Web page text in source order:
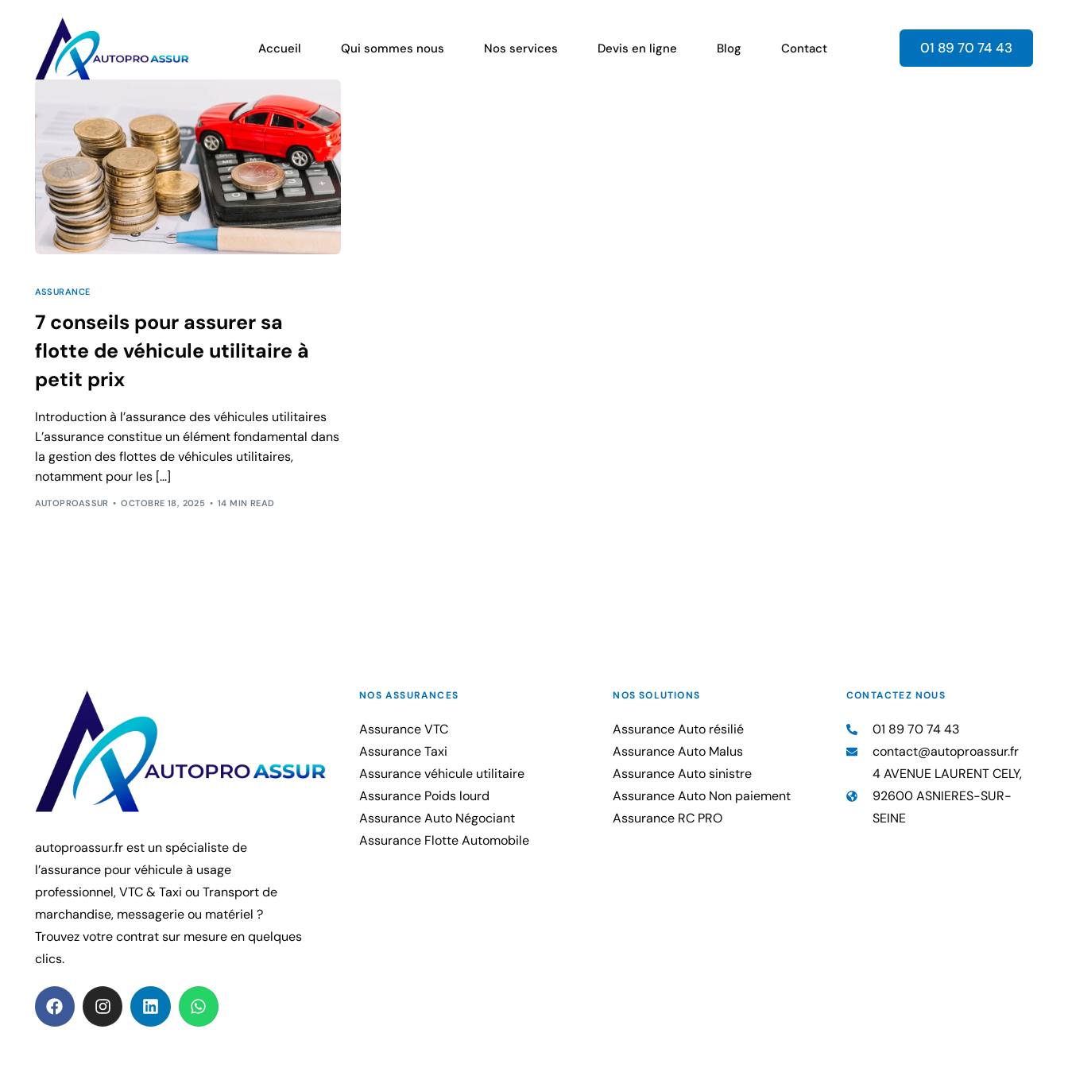
Accueil Qui sommes nous Nos services Devis en ligne Blog Contact 01 89 70 74 43
ASSURANCE
7 conseils pour assurer sa
flotte de véhicule utilitaire à
petit prix
Introduction à l’assurance des véhicules utilitaires
L’assurance constitue un élément fondamental dans
la gestion des flottes de véhicules utilitaires,
notamment pour les […]
AUTOPROASSUR OCTOBRE 18, 2025 14 MIN READ
autoproassur.fr est un spécialiste de
l’assurance pour véhicule à usage
professionnel, VTC & Taxi ou Transport de
marchandise, messagerie ou matériel ?
Trouvez votre contrat sur mesure en quelques
clics.
NOS ASSURANCES
Assurance VTC
Assurance Taxi
Assurance véhicule utilitaire
Assurance Poids lourd
Assurance Auto Négociant
Assurance Flotte Automobile
NOS SOLUTIONS
Assurance Auto résilié
Assurance Auto Malus
Assurance Auto sinistre
Assurance Auto Non paiement
Assurance RC PRO
CONTACTEZ NOUS
01 89 70 74 43
contact@autoproassur.fr
4 AVENUE LAURENT CELY,
92600 ASNIERES-SUR-
SEINE